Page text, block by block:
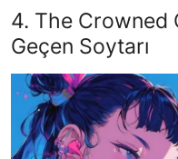
4. The Crowned
Geçen Soytarı